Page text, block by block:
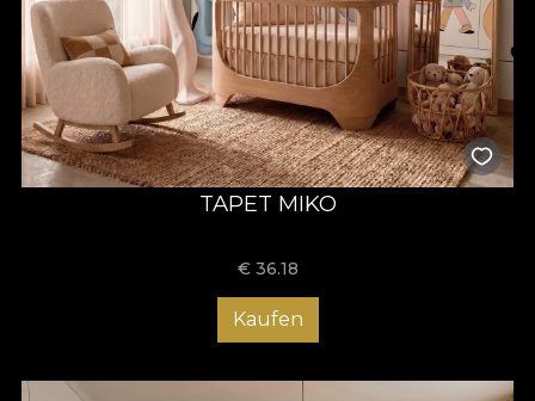
TAPET MIKO
€ 36.18
Kaufen